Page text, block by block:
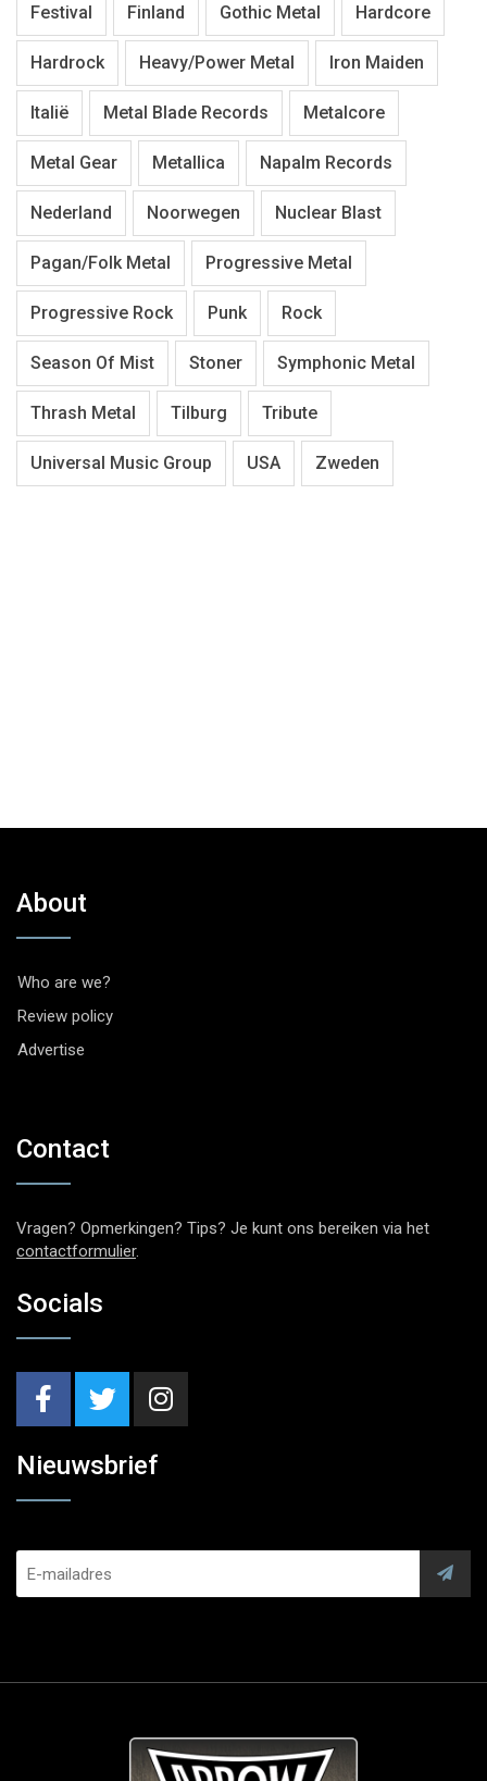
Festival Finland Gothic Metal Hardcore
Hardrock Heavy/Power Metal Iron Maiden
Italië Metal Blade Records Metalcore
Metal Gear Metallica Napalm Records
Nederland Noorwegen Nuclear Blast
Pagan/Folk Metal Progressive Metal
Progressive Rock Punk Rock
Season Of Mist Stoner Symphonic Metal
Thrash Metal Tilburg Tribute
Universal Music Group USA Zweden
About
Who are we?
Review policy
Advertise
Contact
Vragen? Opmerkingen? Tips? Je kunt ons bereiken via het
contactformulier.
Socials
Nieuwsbrief